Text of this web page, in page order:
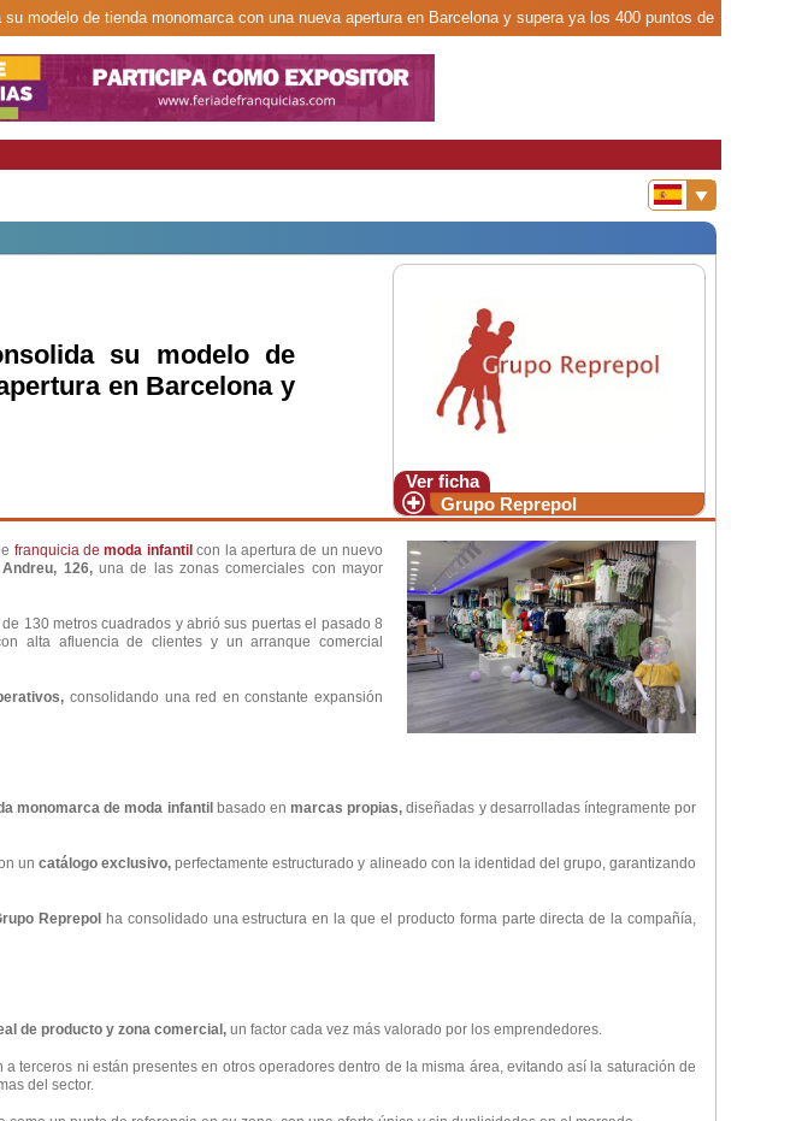
modelo de tienda monomarca con una nueva apertura en Barcelona y supera ya los 400 puntos de
Ver ficha
Grupo Reprepol
su modelo de
en Barcelona y
franquicia demoda infantil con la apertura de un nuevo
126,una de las zonas comerciales con mayor
130 metros cuadrados y abrió sus puertas el pasado 8
alta afluencia de clientes y un arranque comercial
consolidando una red en constante expansión
monomarca de moda infantil basado enmarcas propias, diseñadas y desarrolladas íntegramente por
uncatálogo exclusivo, perfectamente estructurado y alineado con la identidad del grupo, garantizando
Reprepol
ha consolidado una estructura en la que el producto forma parte directa de la compañía,
de producto y zona comercial, un factor cada vez más valorado por los emprendedores.
a terceros ni están presentes en otros operadores dentro de la misma área, evitando así la saturación de
del sector.